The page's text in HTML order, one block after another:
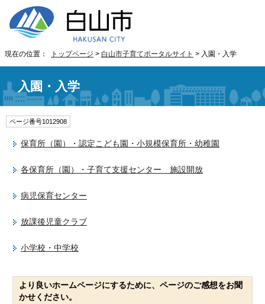
現在の位置： トップページ > 白山市子育てポータルサイト > 入園・入学
入園・入学
ページ番号1012908
保育所（園）・認定こども園・小規模保育所・幼稚園
各保育所（園）・子育て支援センター 施設開放
病児保育センター
放課後児童クラブ
小学校・中学校
より良いホームページにするために、ページのご感想をお聞
かせください。